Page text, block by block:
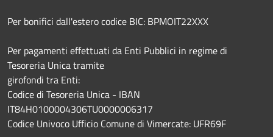
Per bonifici dall'estero codice BIC: BPMOIT22XXX
Per pagamenti effettuati da Enti Pubblici in regime di
Tesoreria Unica tramite
girofondi tra Enti:
Codice di Tesoreria Unica - IBAN
IT84H0100004306TU0000006317
Codice Univoco Ufficio Comune di Vimercate: UFR69F